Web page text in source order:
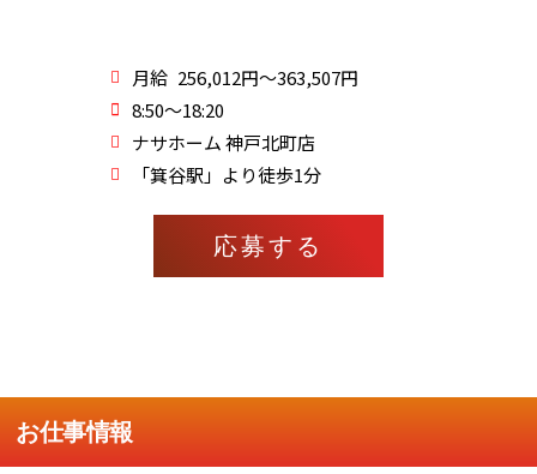
月給 256,012円～363,507円
8:50～18:20
ナサホーム 神戸北町店
「箕谷駅」より徒歩1分
応募する
お仕事情報